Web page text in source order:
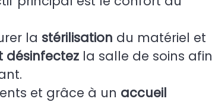
la stérilisation du matériel et
désinfectez la salle de soins afin
et grâce à un accueil